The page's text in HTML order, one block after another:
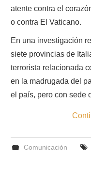
atente contra el
o contra El Vaticano.
En una investigación
siete provincias de
terrorista relacionada
en la madrugada del
el país, pero con sede
Comunicación